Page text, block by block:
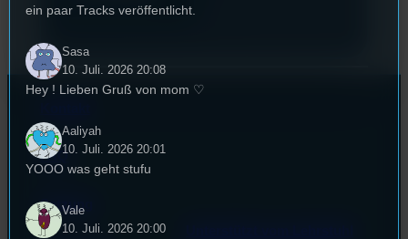
FAQ
Satzung
ein paar Tracks veröffentlicht.
Sasa
10. Juli. 2026 20:08
Hey ! Lieben Gruß von mom ♡
Aaliyah
10. Juli. 2026 20:01
YOOO was geht stufu
Vale
10. Juli. 2026 20:00